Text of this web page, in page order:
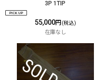
3P 1TIP
55,000円 (税込)
在庫なし